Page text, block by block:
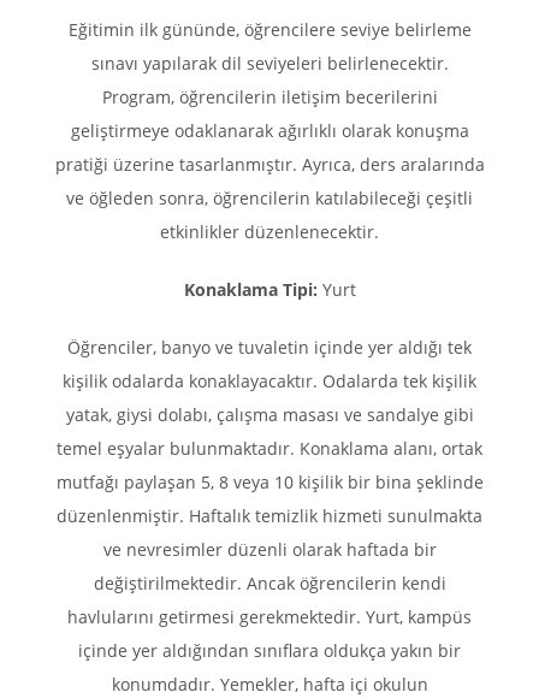
Eğitimin ilk gününde, öğrencilere seviye belirleme
sınavı yapılarak dil seviyeleri belirlenecektir.
Program, öğrencilerin iletişim becerilerini
geliştirmeye odaklanarak ağırlıklı olarak konuşma
pratiği üzerine tasarlanmıştır. Ayrıca, ders aralarında
ve öğleden sonra, öğrencilerin katılabileceği çeşitli
etkinlikler düzenlenecektir.
Konaklama Tipi: Yurt
Öğrenciler, banyo ve tuvaletin içinde yer aldığı tek
kişilik odalarda konaklayacaktır. Odalarda tek kişilik
yatak, giysi dolabı, çalışma masası ve sandalye gibi
temel eşyalar bulunmaktadır. Konaklama alanı, ortak
mutfağı paylaşan 5, 8 veya 10 kişilik bir bina şeklinde
düzenlenmiştir. Haftalık temizlik hizmeti sunulmakta
ve nevresimler düzenli olarak haftada bir
değiştirilmektedir. Ancak öğrencilerin kendi
havlularını getirmesi gerekmektedir. Yurt, kampüs
içinde yer aldığından sınıflara oldukça yakın bir
konumdadır. Yemekler, hafta içi okulun